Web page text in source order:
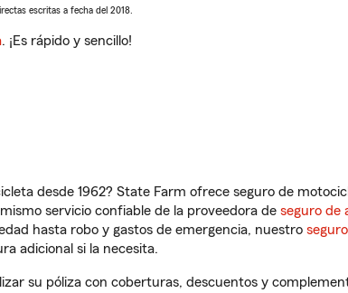
escritas a fecha del 2018.
. ¡Es rápido y sencillo!
desde 1962? State Farm ofrece seguro de
servicio confiable de la proveedora de seguro de
hasta robo y gastos de emergencia, nuestro
adicional si la necesita.
su póliza con coberturas, descuentos y